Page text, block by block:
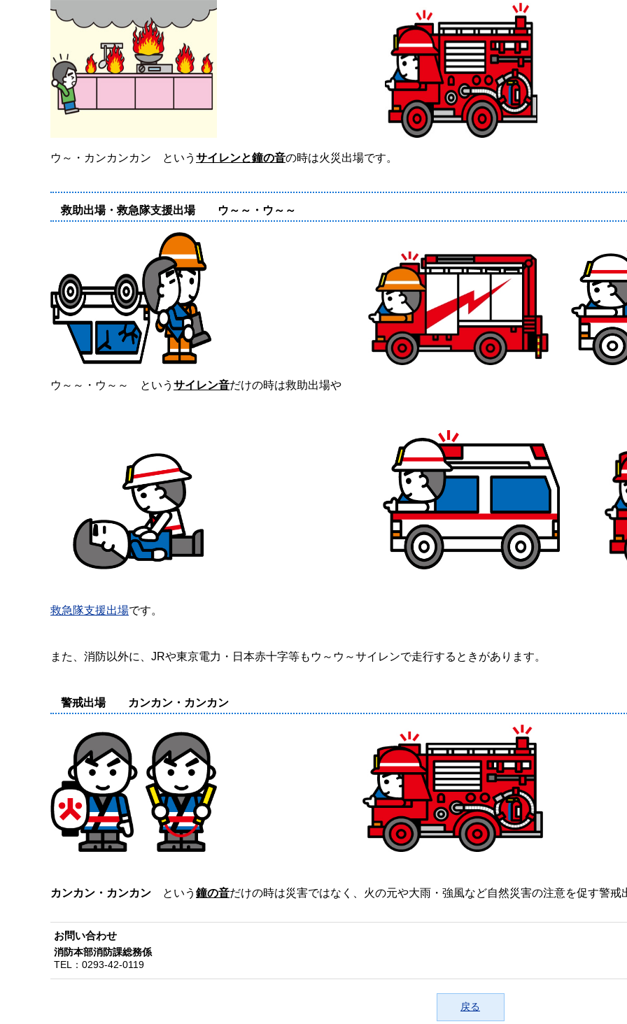
ウ～・カンカンカン という サイレンと鐘の音の時は火災出場です。
救助出場・救急隊支援出場 ウ～～・ウ～～
ウ～～・ウ～～ という サイレン音だけの時は救助出場や
救急隊支援出場です。
また、消防以外に、JRや東京電力・日本赤十字等もウ～ウ～サイレンで走行するときがあります。
警戒出場 カンカン・カンカン
カンカン・カンカン という 鐘の音だけの時は災害ではなく、火の元や大雨・強風など自然災害の注意を促す警戒
お問い合わせ
消防本部消防課総務係
TEL： 0293-42-0119
戻る